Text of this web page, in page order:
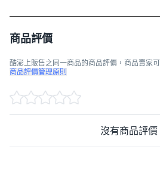
商品評價
酷澎上販售之同一商品的商品評價，商品賣家
商品評價管理原則
沒有商品評價